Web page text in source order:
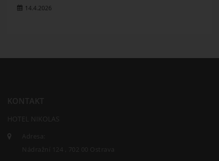
14.4.2026
HOTEL NIKOLAS
Adresa:
Nádražní 124 , 702 00 Ostrava